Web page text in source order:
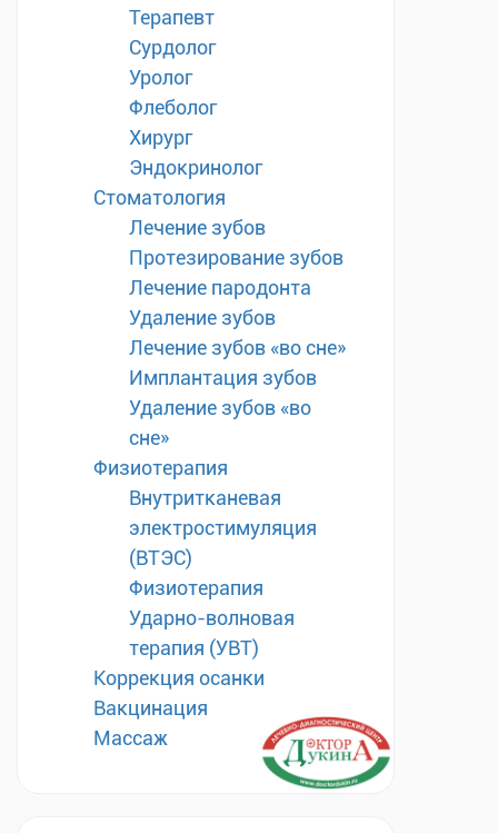
Терапевт
Сурдолог
Уролог
Флеболог
Хирург
Эндокринолог
Стоматология
Лечение зубов
Протезирование зубов
Лечение пародонта
Удаление зубов
Лечение зубов «во сне»
Имплантация зубов
Удаление зубов «во
сне»
Физиотерапия
Внутритканевая
электростимуляция
(ВТЭС)
Физиотерапия
Ударно-волновая
терапия (УВТ)
Коррекция осанки
Вакцинация
Массаж